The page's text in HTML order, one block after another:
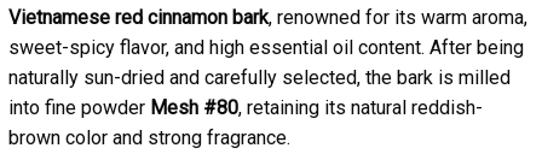
Vietnamese red cinnamon bark, renowned for its warm aroma,
sweet-spicy flavor, and high essential oil content. After being
naturally sun-dried and carefully selected, the bark is milled
into fine powder Mesh #80, retaining its natural reddish-
brown color and strong fragrance.